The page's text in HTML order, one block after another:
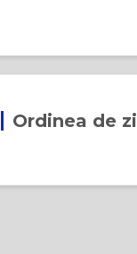
Ordinea de